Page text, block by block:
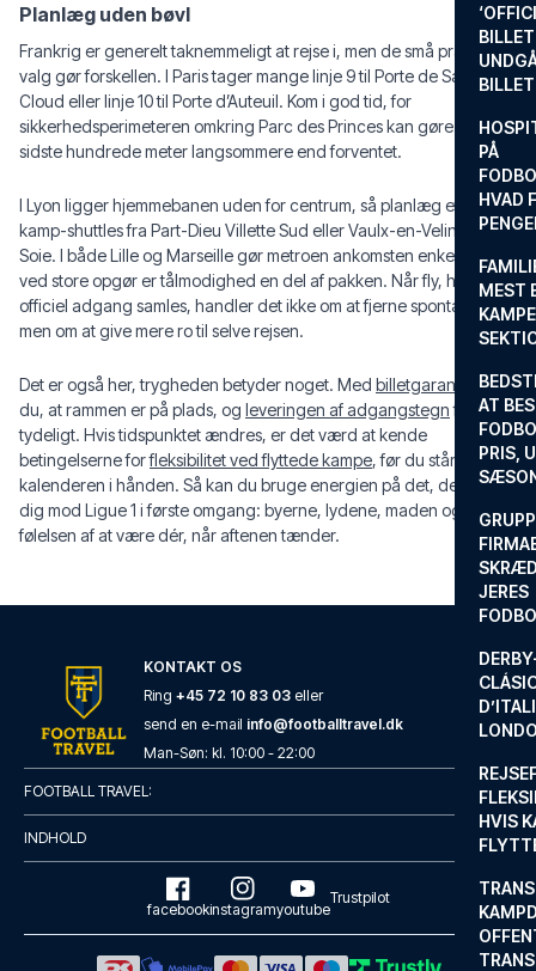
PÅ
HVAD
MEST
AT
PRIS,
JERES
HVIS
Planlæg uden bøvl
Frankrig er generelt taknemmeligt at rejse i, men de små praktiske
valg gør forskellen. I Paris tager mange linje 9 til Porte de Saint-
Cloud eller linje 10 til Porte d’Auteuil. Kom i god tid, for
sikkerhedsperimeteren omkring Parc des Princes kan gøre de
sidste hundrede meter langsommere end forventet.
I Lyon ligger hjemmebanen uden for centrum, så planlæg efter
kamp-shuttles fra Part-Dieu Villette Sud eller Vaulx-en-Velin-La
Soie. I både Lille og Marseille gør metroen ankomsten enkel, men
ved store opgør er tålmodighed en del af pakken. Når fly, hotel og
officiel adgang samles, handler det ikke om at fjerne spontaniteten,
men om at give mere ro til selve rejsen.
Det er også her, trygheden betyder noget. Med billetgaranti
ved
du, at rammen er på plads, og leveringen af adgangstegnforegår
tydeligt. Hvis tidspunktet ændres, er det værd at kende
betingelserne forfleksibilitet ved flyttede kampe, før du står med
kalenderen i hånden. Så kan du bruge energien på det, der trak
dig mod Ligue 1 i første omgang: byerne, lydene, maden og
følelsen af at være dér, når aftenen tænder.
KONTAKT OS
Ring +45 72 10 83 03 eller
send en e-mail info@footballtravel.dk
Man-Søn: kl. 10:00 - 22:00
FOOTBALL TRAVEL:
INDHOLD
facebookinstagramyoutube
Trustpilot